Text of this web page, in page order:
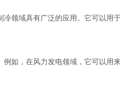
领域具有广泛的应用。它可以
如，在风力发电领域，它可以用